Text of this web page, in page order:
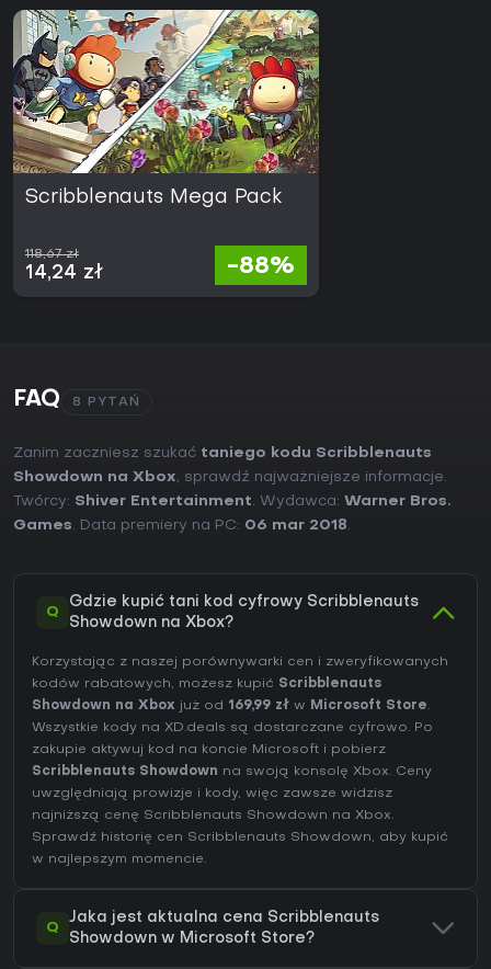
Scribblenauts Mega Pack
118,67 zł
14,24 zł -88%
FAQ 8 PYTAŃ
Zanim zaczniesz szukać taniego kodu Scribblenauts
Showdown na Xbox, sprawdź najważniejsze informacje.
Twórcy: Shiver Entertainment. Wydawca: Warner Bros.
Games. Data premiery na PC: 06 mar 2018.
Q
Gdzie kupić tani kod cyfrowy Scribblenauts
Showdown na Xbox?
Korzystając z naszej porównywarki cen i zweryfikowanych
kodów rabatowych, możesz kupić Scribblenauts
Showdown na Xbox już od 169,99 zł w Microsoft Store.
Wszystkie kody na XD.deals są dostarczane cyfrowo. Po
zakupie aktywuj kod na koncie Microsoft i pobierz
Scribblenauts Showdown na swoją konsolę Xbox. Ceny
uwzględniają prowizje i kody, więc zawsze widzisz
najniższą cenę Scribblenauts Showdown na Xbox.
Sprawdź historię cen Scribblenauts Showdown, aby kupić
w najlepszym momencie.
Q
Jaka jest aktualna cena Scribblenauts
Showdown w Microsoft Store?